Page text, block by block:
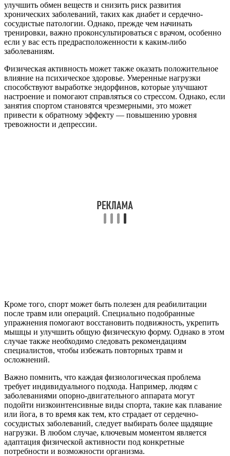
улучшить обмен веществ и снизить риск развития
хронических заболеваний, таких как диабет и сердечно-
сосудистые патологии. Однако, прежде чем начинать
тренировки, важно проконсультироваться с врачом, особенно
если у вас есть предрасположенности к каким-либо
заболеваниям.
Физическая активность может также оказать положительное
влияние на психическое здоровье. Умеренные нагрузки
способствуют выработке эндорфинов, которые улучшают
настроение и помогают справляться со стрессом. Однако, если
занятия спортом становятся чрезмерными, это может
привести к обратному эффекту — повышению уровня
тревожности и депрессии.
Кроме того, спорт может быть полезен для реабилитации
после травм или операций. Специально подобранные
упражнения помогают восстановить подвижность, укрепить
мышцы и улучшить общую физическую форму. Однако в этом
случае также необходимо следовать рекомендациям
специалистов, чтобы избежать повторных травм и
осложнений.
Важно помнить, что каждая физиологическая проблема
требует индивидуального подхода. Например, людям с
заболеваниями опорно-двигательного аппарата могут
подойти низкоинтенсивные виды спорта, такие как плавание
или йога, в то время как тем, кто страдает от сердечно-
сосудистых заболеваний, следует выбирать более щадящие
нагрузки. В любом случае, ключевым моментом является
адаптация физической активности под конкретные
потребности и возможности организма.